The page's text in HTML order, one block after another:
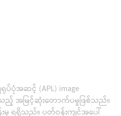
ရုပ်ပုံအဆင့် (APL) image
ည့် အမြင့်ဆုံးတောက်ပမှုဖြစ်သည်။
မှ ရရှိသည်။ ပတ်ဝန်းကျင်အပေါ်